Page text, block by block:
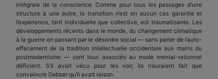
intégrale de la conscience. Comme pour tous les passages d’une
structure à une autre, la transition n’est en aucun cas garantie et
l’expérience, tant individuelle que collective, est traumatisante. Les
développements récents dans le monde, du changement climatique
à la guerre en passant par le désordre social — sans parler de l’auto-
effacement de la tradition intellectuelle occidentale aux mains du
postmodernisme — sont tous associés au mode mental-rationnel
déficient. S’il avait vécu pour les voir, ils n’auraient fait que
convaincre Gebser qu’il avait raison.